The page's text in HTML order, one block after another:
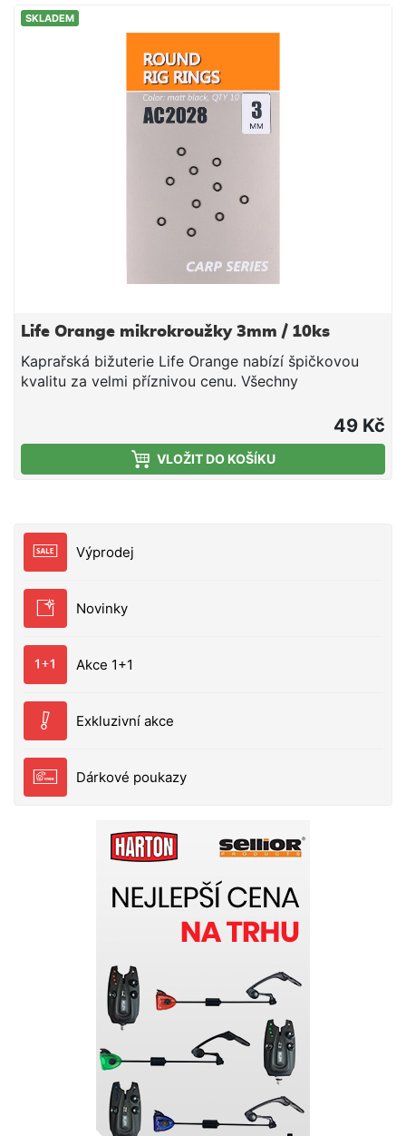
Výprodej
Novinky
Akce 1+1
Exkluzivní akce
Dárkové poukazy
SKLADEM
Life Orange mikrokroužky 3mm / 10ks
Kaprařská bižuterie Life Orange nabízí špičkovou
kvalitu za velmi příznivou cenu. Všechny
49 Kč
VLOŽIT DO KOŠÍKU